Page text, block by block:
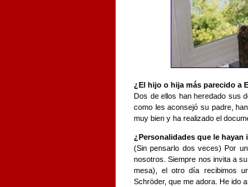
¿El hijo o hija más parecido a
Dos de ellos han heredado sus
como les aconsejó su padre,
muy bien y ha realizado el
¿Personalidades que le hayan
(Sin pensarlo dos veces) Por
nosotros. Siempre nos invita a
mesa), el otro día recibimos
Schröder, que me adora. He ido